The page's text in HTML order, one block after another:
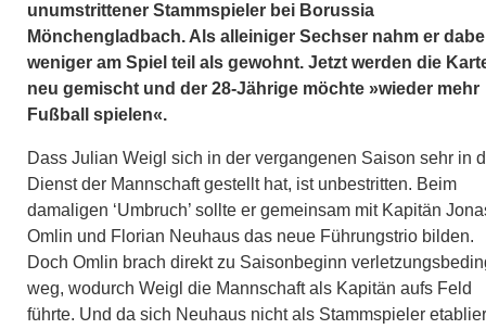
unumstrittener Stammspieler bei Borussia
Mönchengladbach. Als alleiniger Sechser nahm er
weniger am Spiel teil als gewohnt. Jetzt werden die
neu gemischt und der 28-Jährige möchte »wieder mehr
Fußball spielen«.
Dass Julian Weigl sich in der vergangenen Saison sehr in
Dienst der Mannschaft gestellt hat, ist unbestritten. Beim
damaligen ‘Umbruch’ sollte er gemeinsam mit Kapitän
Omlin und Florian Neuhaus das neue Führungstrio bilden.
Doch Omlin brach direkt zu Saisonbeginn
weg, wodurch Weigl die Mannschaft als Kapitän aufs Feld
führte. Und da sich Neuhaus nicht als Stammspieler